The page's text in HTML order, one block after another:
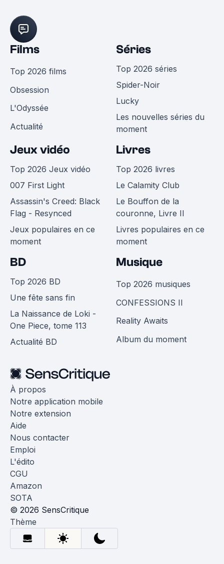
Films
Top 2026 films
Obsession
L'Odyssée
Actualité
Séries
Top 2026 séries
Spider-Noir
Lucky
Les nouvelles séries du
moment
Jeux vidéo
Top 2026 Jeux vidéo
007 First Light
Assassin's Creed: Black
Flag - Resynced
Jeux populaires en ce
moment
Livres
Top 2026 livres
Le Calamity Club
Le Bouffon de la
couronne, Livre II
Livres populaires en ce
moment
BD
Top 2026 BD
Une fête sans fin
La Naissance de Loki -
One Piece, tome 113
Actualité BD
Musique
Top 2026 musiques
CONFESSIONS II
Reality Awaits
Album du moment
À propos
Notre application mobile
Notre extension
Aide
Nous contacter
Emploi
L'édito
CGU
Amazon
SOTA
© 2026 SensCritique
Thème